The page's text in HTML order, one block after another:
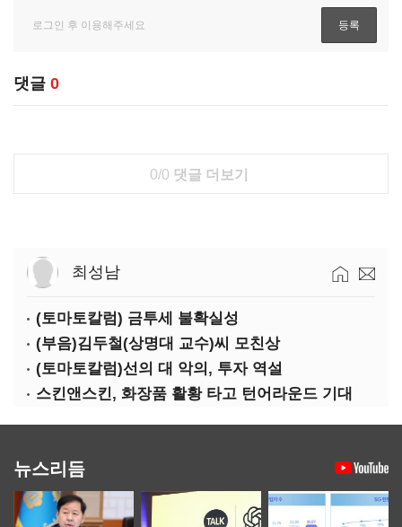
댓글 0
0/0 댓글 더보기
최성남
(토마토칼럼) 금투세 불확실성
(부음)김두철(상명대 교수)씨 모친상
(토마토칼럼)선의 대 악의, 투자 역설
스킨앤스킨, 화장품 활황 타고 턴어라운드 기대
뉴스리듬